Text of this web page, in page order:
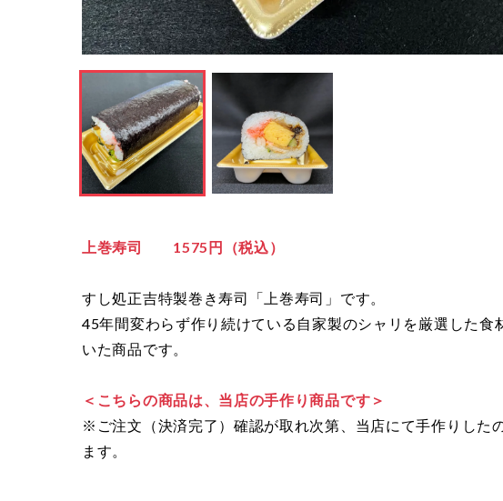
上巻寿司 1575円（税込）
すし処正吉特製巻き寿司「上巻寿司」です。
45年間変わらず作り続けている自家製のシャリを厳選した食
いた商品です。
＜こちらの商品は、当店の手作り商品です＞
※ご注文（決済完了）確認が取れ次第、当店にて手作りした
ます。